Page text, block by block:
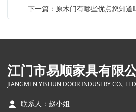
下一篇：原木门有哪些优点您知道
江门市易顺家具有限
JIANGMEN YISHUN DOOR INDUSTRY CO., LTD
联系人：赵小姐